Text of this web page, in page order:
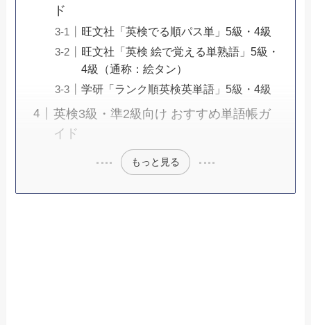
ド
旺文社「英検でる順パス単」5級・4級
旺文社「英検 絵で覚える単熟語」5級・
4級（通称：絵タン）
学研「ランク順英検英単語」5級・4級
英検3級・準2級向け おすすめ単語帳ガ
イド
もっと見る